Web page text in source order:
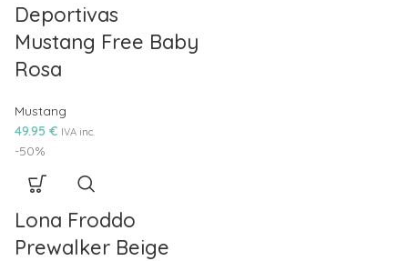
Deportivas
Mustang Free Baby
Rosa
Mustang
49.95 € IVA inc.
-50%
Lona Froddo
Prewalker Beige